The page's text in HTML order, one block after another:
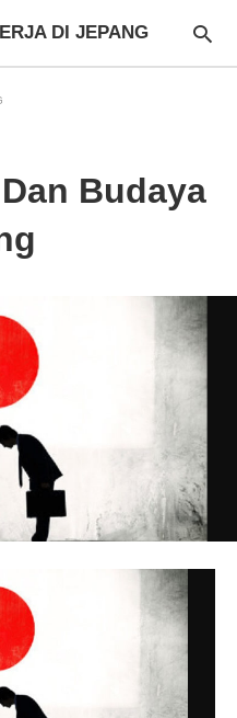
DI JEPANG
Budaya